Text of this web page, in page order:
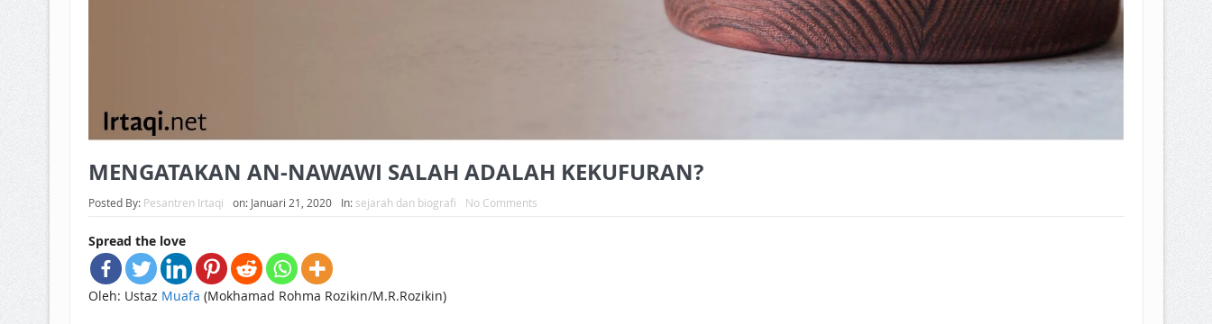
MENGATAKAN AN-NAWAWI SALAH ADALAH KEKUFURAN?
Posted By: Pesantren Irtaqi on: Januari 21, 2020 In: sejarah dan biografi No Comments
Spread the love
Oleh: Ustaz Muafa (Mokhamad Rohma Rozikin/M.R.Rozikin)